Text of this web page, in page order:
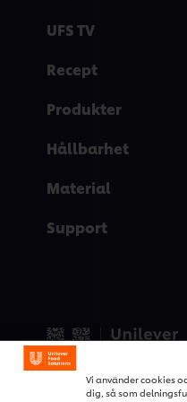
UFS TV
Recept
Produkter
Hållbarhet
Material
Support
Vi använder cookies
dig, så som